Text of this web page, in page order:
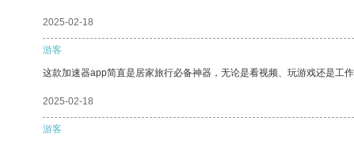
2025-02-18
游客
这款加速器app简直是居家旅行必备神器，无论是看视频、玩游戏还是工
2025-02-18
游客